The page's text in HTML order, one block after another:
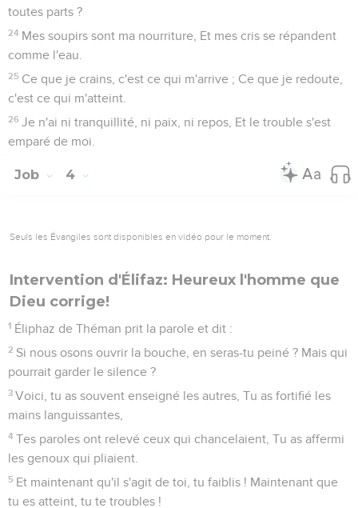
toutes parts ?
24 Mes soupirs sont ma nourriture, Et mes cris se répandent
comme l'eau.
25 Ce que je crains, c'est ce qui m'arrive ; Ce que je redoute,
c'est ce qui m'atteint.
26 Je n'ai ni tranquillité, ni paix, ni repos, Et le trouble s'est
emparé de moi.
Job 4
Seuls les Évangiles sont disponibles en vidéo pour le moment.
Intervention d'Élifaz: Heureux l'homme que
Dieu corrige!
1 Éliphaz de Théman prit la parole et dit :
2 Si nous osons ouvrir la bouche, en seras-tu peiné ? Mais qui
pourrait garder le silence ?
3 Voici, tu as souvent enseigné les autres, Tu as fortifié les
mains languissantes,
4 Tes paroles ont relevé ceux qui chancelaient, Tu as affermi
les genoux qui pliaient.
5 Et maintenant qu'il s'agit de toi, tu faiblis ! Maintenant que
tu es atteint, tu te troubles !